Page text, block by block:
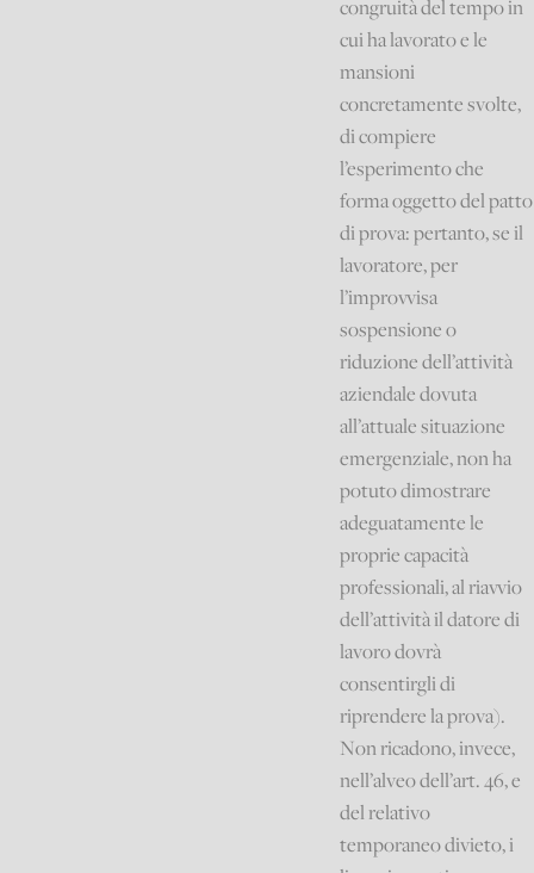
congruità del tempo in
cui ha lavorato e le
mansioni
concretamente svolte,
di compiere
l’esperimento che
forma oggetto del patto
di prova: pertanto, se il
lavoratore, per
l’improvvisa
sospensione o
riduzione dell’attività
aziendale dovuta
all’attuale situazione
emergenziale, non ha
potuto dimostrare
adeguatamente le
proprie capacità
professionali, al riavvio
dell’attività il datore di
lavoro dovrà
consentirgli di
riprendere la prova).
Non ricadono, invece,
nell’alveo dell’art. 46, e
del relativo
temporaneo divieto, i